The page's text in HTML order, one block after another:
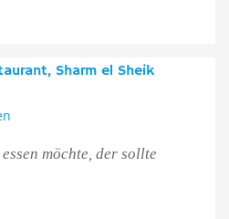
Sharm el Sheik
möchte, der sollte